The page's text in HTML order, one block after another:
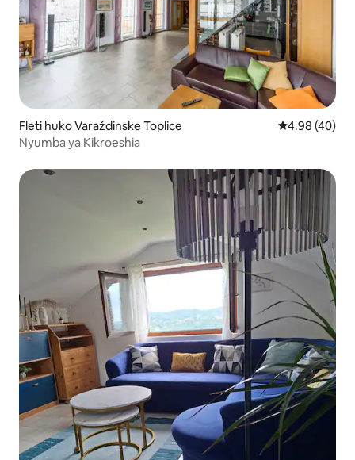
Fleti huko Varaždinske Toplice Ukadiriaji wa
4.98 (40)
Nyumba ya Kikroeshia